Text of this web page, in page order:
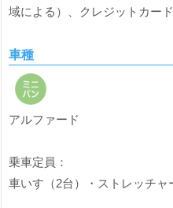
域による）、クレジットカード
車種
アルファード
乗車定員：
車いす（2台）・ストレッチャ